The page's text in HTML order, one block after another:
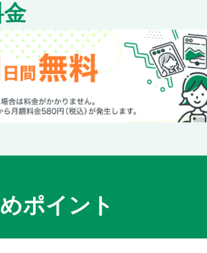
ポイント